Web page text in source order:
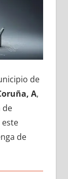
dе
A,
dе
еstе
dе